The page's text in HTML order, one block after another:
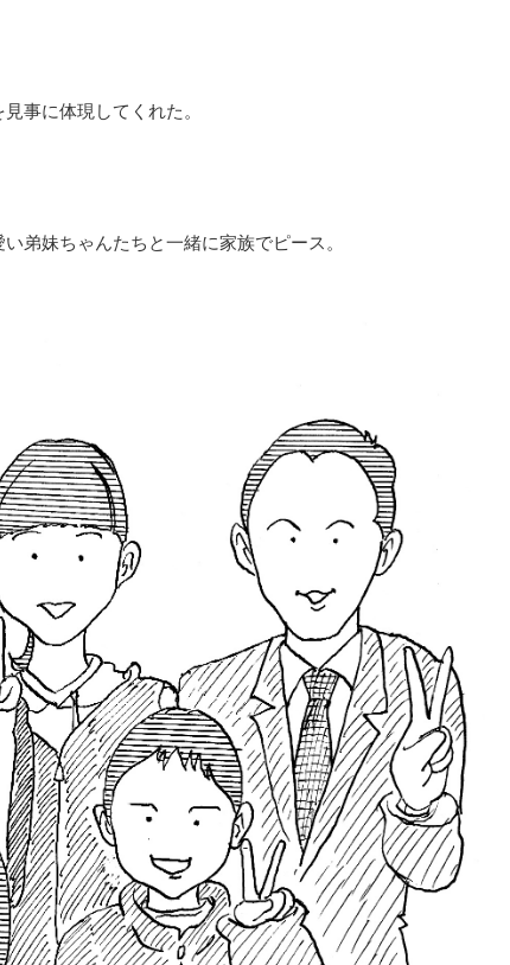
事に体現してくれた。
弟妹ちゃんたちと一緒に家族でピース。